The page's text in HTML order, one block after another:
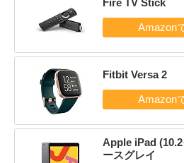
Fire TV Stick
Fitbit Versa 2
Apple iPad
ースグレイ